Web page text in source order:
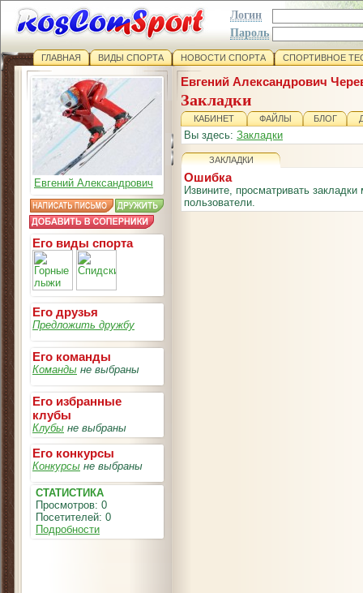
Логин
Пароль
ГЛАВНАЯ ВИДЫ СПОРТА НОВОСТИ СПОРТА СПОРТИВНОЕ
Евгений Александрович
Его виды спорта
Его друзья
Предложить дружбу
Его команды
Команды не выбраны
Его избранные
клубы
Клубы не выбраны
Его конкурсы
Конкурсы не выбраны
СТАТИСТИКА
Просмотров: 0
Посетителей: 0
Подробности
Евгений Александрович
Закладки
КАБИНЕТ ФАЙЛЫ БЛОГ
Вы здесь: Закладки
ЗАКЛАДКИ
Ошибка
Извините, просматривать закладки
пользователи.